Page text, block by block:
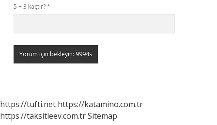
5 + 3 kaçtır?*
https://tufti.net https://katamino.com.tr
https://taksitleev.com.trSitemap